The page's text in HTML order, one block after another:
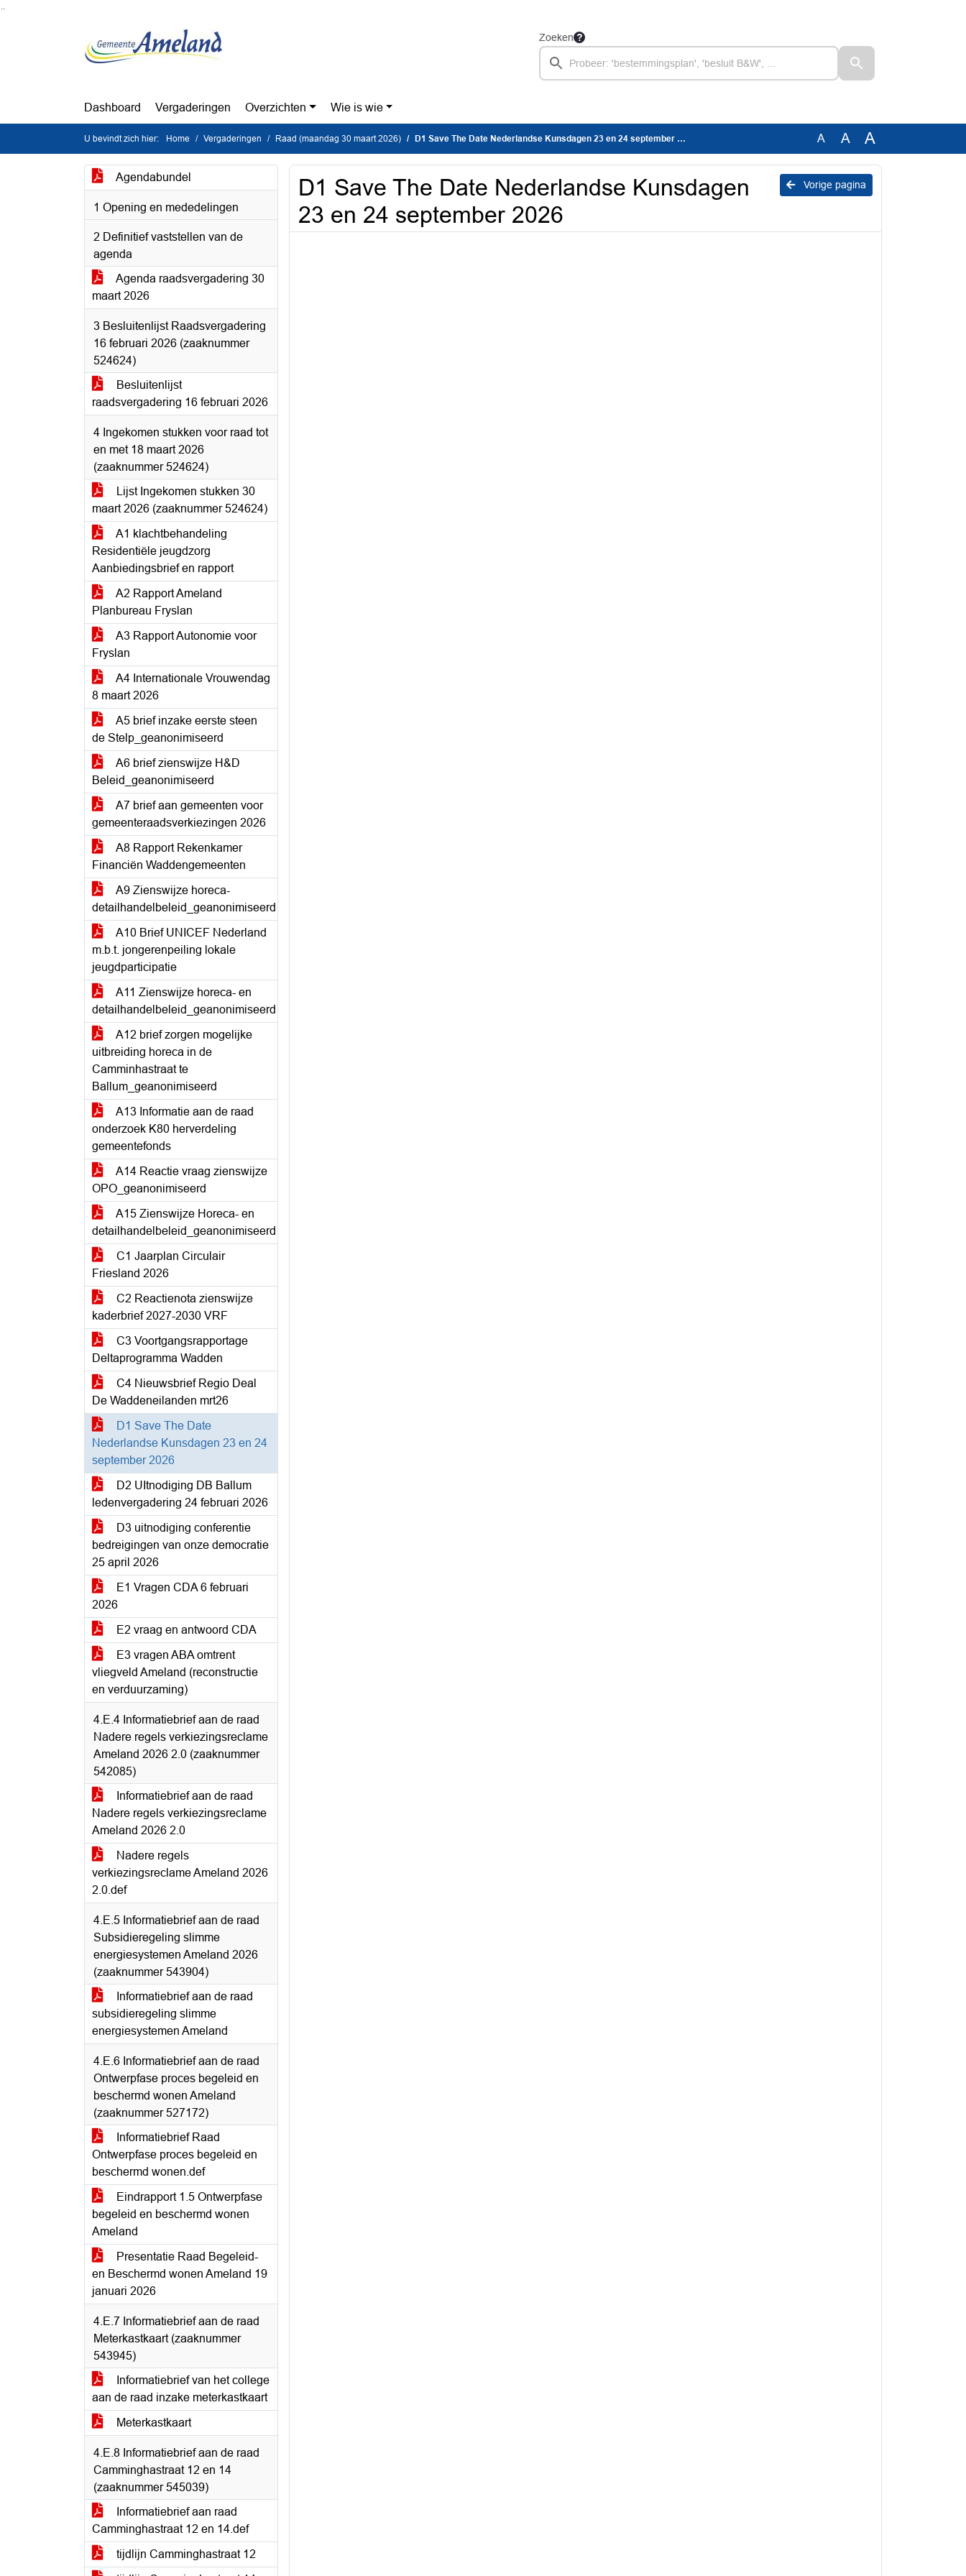
Zoeken
Dashboard Vergaderingen Overzichten Wie is wie
U bevindt zich hier: Home Vergaderingen Raad (maandag 30 maart 2026) D1 Save The Date Nederlandse Kunsdagen 23 en 24 september 2026 A A A
Agendabundel
1 Opening en mededelingen
2 Definitief vaststellen van de
agenda
Agenda raadsvergadering 30
maart 2026
3 Besluitenlijst Raadsvergadering
16 februari 2026 (zaaknummer
524624)
Besluitenlijst
raadsvergadering 16 februari 2026
4 Ingekomen stukken voor raad tot
en met 18 maart 2026
(zaaknummer 524624)
Lijst Ingekomen stukken 30
maart 2026 (zaaknummer 524624)
A1 klachtbehandeling
Residentiële jeugdzorg
Aanbiedingsbrief en rapport
A2 Rapport Ameland
Planbureau Fryslan
A3 Rapport Autonomie voor
Fryslan
A4 Internationale Vrouwendag
8 maart 2026
A5 brief inzake eerste steen
de Stelp_geanonimiseerd
A6 brief zienswijze H&D
Beleid_geanonimiseerd
A7 brief aan gemeenten voor
gemeenteraadsverkiezingen 2026
A8 Rapport Rekenkamer
Financiën Waddengemeenten
A9 Zienswijze horeca-
detailhandelbeleid_geanonimiseerd
A10 Brief UNICEF Nederland
m.b.t. jongerenpeiling lokale
jeugdparticipatie
A11 Zienswijze horeca- en
detailhandelbeleid_geanonimiseerd
A12 brief zorgen mogelijke
uitbreiding horeca in de
Camminhastraat te
Ballum_geanonimiseerd
A13 Informatie aan de raad
onderzoek K80 herverdeling
gemeentefonds
A14 Reactie vraag zienswijze
OPO_geanonimiseerd
A15 Zienswijze Horeca- en
detailhandelbeleid_geanonimiseerd
C1 Jaarplan Circulair
Friesland 2026
C2 Reactienota zienswijze
kaderbrief 2027-2030 VRF
C3 Voortgangsrapportage
Deltaprogramma Wadden
C4 Nieuwsbrief Regio Deal
De Waddeneilanden mrt26
D1 Save The Date
Nederlandse Kunsdagen 23 en 24
september 2026
D2 UItnodiging DB Ballum
ledenvergadering 24 februari 2026
D3 uitnodiging conferentie
bedreigingen van onze democratie
25 april 2026
E1 Vragen CDA 6 februari
2026
E2 vraag en antwoord CDA
E3 vragen ABA omtrent
vliegveld Ameland (reconstructie
en verduurzaming)
4.E.4 Informatiebrief aan de raad
Nadere regels verkiezingsreclame
Ameland 2026 2.0 (zaaknummer
542085)
Informatiebrief aan de raad
Nadere regels verkiezingsreclame
Ameland 2026 2.0
Nadere regels
verkiezingsreclame Ameland 2026
2.0.def
4.E.5 Informatiebrief aan de raad
Subsidieregeling slimme
energiesystemen Ameland 2026
(zaaknummer 543904)
Informatiebrief aan de raad
subsidieregeling slimme
energiesystemen Ameland
4.E.6 Informatiebrief aan de raad
Ontwerpfase proces begeleid en
beschermd wonen Ameland
(zaaknummer 527172)
Informatiebrief Raad
Ontwerpfase proces begeleid en
beschermd wonen.def
Eindrapport 1.5 Ontwerpfase
begeleid en beschermd wonen
Ameland
Presentatie Raad Begeleid-
en Beschermd wonen Ameland 19
januari 2026
4.E.7 Informatiebrief aan de raad
Meterkastkaart (zaaknummer
543945)
Informatiebrief van het college
aan de raad inzake meterkastkaart
Meterkastkaart
4.E.8 Informatiebrief aan de raad
Camminghastraat 12 en 14
(zaaknummer 545039)
Informatiebrief aan raad
Camminghastraat 12 en 14.def
tijdlijn Camminghastraat 12
Vorige pagina
D1 Save The Date Nederlandse Kunsdagen
23 en 24 september 2026